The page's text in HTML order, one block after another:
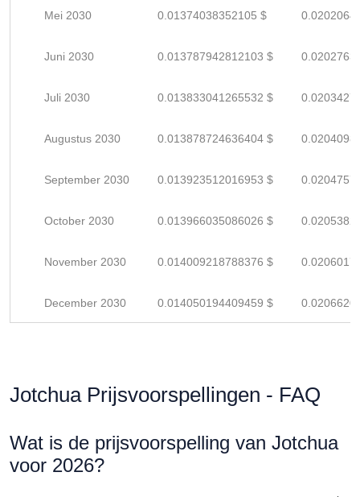
Mei 2030 0.01374038352105 $
Juni 2030 0.013787942812103 $
Juli 2030 0.013833041265532 $
Augustus 2030 0.013878724636404 $
September 2030 0.013923512016953 $
October 2030 0.013966035086026 $
November 2030 0.014009218788376 $
December 2030 0.014050194409459 $
Jotchua Prijsvoorspellingen - FAQ
Wat is de prijsvoorspelling van Jotchua
voor 2026?